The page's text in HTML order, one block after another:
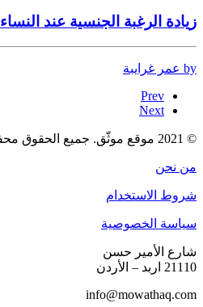
زيادة الرغبة الجنسية عند النساء
by عمر غرايبة
Prev
Next
© 2021 موقع موثّق. جميع الحقوق محفوظة.
من نحن
شروط الاستخدام
سياسة الخصوصية
شارع الأمير حسن
21110 اربد – الأردن
info@mowathaq.com